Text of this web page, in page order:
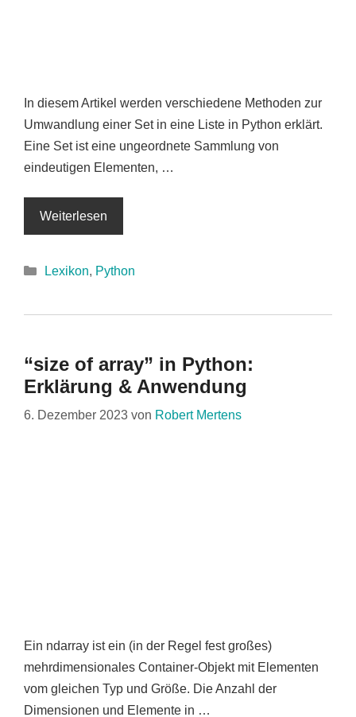
In diesem Artikel werden verschiedene Methoden zur
Umwandlung einer Set in eine Liste in Python erklärt.
Eine Set ist eine ungeordnete Sammlung von
eindeutigen Elementen, …
Weiterlesen
Kategorien
Lexikon, Python
“size of array” in Python:
Erklärung & Anwendung
6. Dezember 2023 von Robert Mertens
Ein ndarray ist ein (in der Regel fest großes)
mehrdimensionales Container-Objekt mit Elementen
vom gleichen Typ und Größe. Die Anzahl der
Dimensionen und Elemente in …